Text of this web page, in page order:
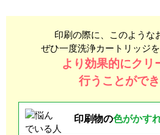
印刷の際に、このような
ぜひ一度洗浄カートリッジ
より効果的にクリ
行うことができ
印刷物の色がかす